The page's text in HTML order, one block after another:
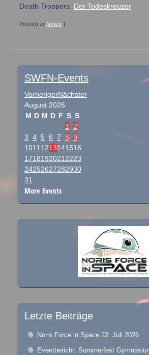
Death Troopers: Der Todeskreuzer
Posted inNews
Post navigation
SWFN-Events
VorherigerNächster
August 2026
M D M D F S S
1 2
3 4 5 6 7 8 9
10111213141516
17181920212223
24252627282930
31
More Events
Letzte Beiträge
Noris Force in Space 22. Juli 2026
Eventbericht: Sommerfest